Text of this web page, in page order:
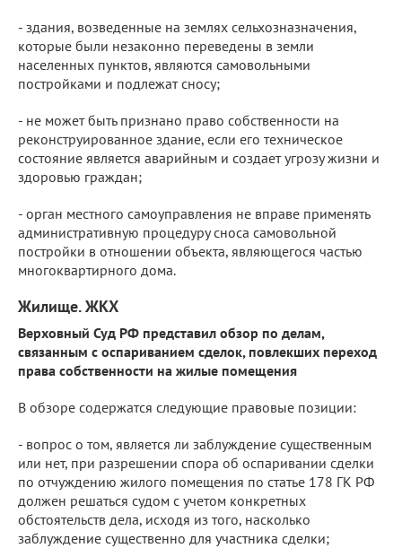
- здания, возведенные на землях сельхозназначения,
которые были незаконно переведены в земли
населенных пунктов, являются самовольными
постройками и подлежат сносу;
- не может быть признано право собственности на
реконструированное здание, если его техническое
состояние является аварийным и создает угрозу жизни и
здоровью граждан;
- орган местного самоуправления не вправе применять
административную процедуру сноса самовольной
постройки в отношении объекта, являющегося частью
многоквартирного дома.
Жилище. ЖКХ
Верховный Суд РФ представил обзор по делам,
связанным с оспариванием сделок, повлекших переход
права собственности на жилые помещения
В обзоре содержатся следующие правовые позиции:
- вопрос о том, является ли заблуждение существенным
или нет, при разрешении спора об оспаривании сделки
по отчуждению жилого помещения по статье 178 ГК РФ
должен решаться судом с учетом конкретных
обстоятельств дела, исходя из того, насколько
заблуждение существенно для участника сделки;